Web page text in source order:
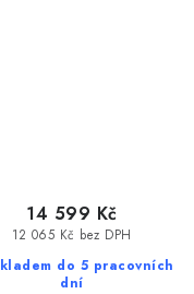
do 5 pracovních
dní
12 065 Kč bez DPH
14 599 Kč